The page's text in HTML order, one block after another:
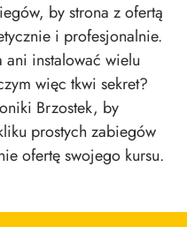
by strona z ofertą
i profesjonalnie.
instalować wielu
więc tkwi sekret?
Brzostek, by
prostych zabiegów
ofertę swojego kursu.